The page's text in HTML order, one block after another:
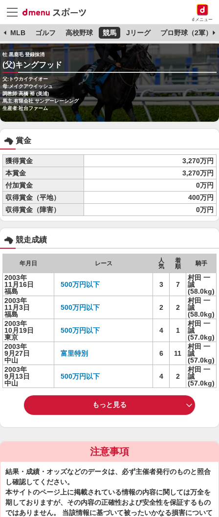
dメニュー
MLB ゴルフ 高校野球 競馬 Jリーグ プロ野球（2軍）
牡 黒鹿毛 登録抹消
(父)キングフッド
父:トウカイテイオー
母:メイクアウイッシュ
調教師:高橋 裕 (美浦)
馬主:有限会社 サンデーレーシング
生産者:社台ファーム
賞金
獲得賞金
3,270万円
本賞金
3,270万円
付加賞金
0万円
収得賞金（平地）
400万円
収得賞金（障害）
0万円
競走成績
年月日 レース
人
気
着
順
騎手
2003年
11月16日
福島
500万円以下 3 7
村田 一
誠
(58.0kg)
2003年
11月3日
福島
500万円以下 2 2
村田 一
誠
(58.0kg)
2003年
10月19日
東京
500万円以下 4 1
村田 一
誠
(57.0kg)
2003年
9月27日
中山
富里特別 6 11
村田 一
誠
(57.0kg)
2003年
9月13日
中山
500万円以下 4 2
村田 一
誠
(57.0kg)
もっと見る
注意事項
結果・成績・オッズなどのデータは、必ず主催者発行のものと照合
し確認してください。
本サイトのページ上に掲載されている情報の内容に関しては万全を
期しておりますが、その内容の正確性および安全性を保証するもの
ではありません。 当該情報に基づいて被ったいかなる損害について